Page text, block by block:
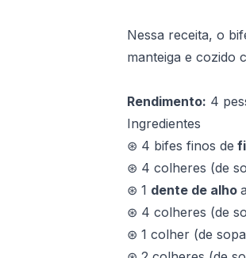
Nessa receita, o
manteiga e cozido
Rendimento: 4
Ingredientes
⊛ 4 bifes finos de
⊛ 4 colheres (de
⊛ 1 dente de alho
⊛ 4 colheres (de
⊛ 1 colher (de